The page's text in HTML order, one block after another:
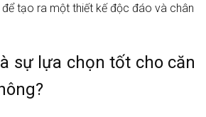
tạo ra một thiết kế độc đáo và chân
sự lựa chọn tốt cho căn